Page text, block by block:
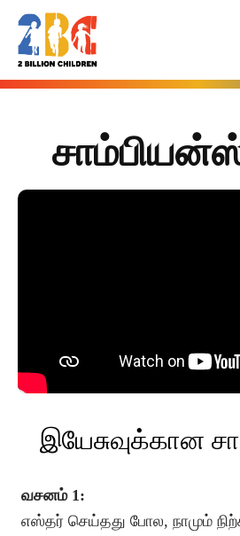
இயேசுவுக்கான
வசனம் 1:
எஸ்தர் செய்தது போல, நாமும்